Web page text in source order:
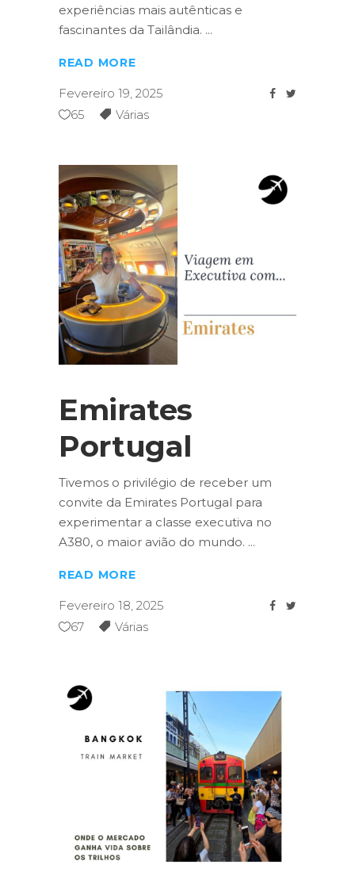
experiências mais autênticas e
fascinantes da Tailândia.
READ MORE
Fevereiro 19, 2025
65
Várias
Emirates
Portugal
Tivemos o privilégio de receber um
convite da Emirates Portugal para
experimentar a classe executiva no
A380, o maior avião do mundo.
READ MORE
Fevereiro 18, 2025
67
Várias